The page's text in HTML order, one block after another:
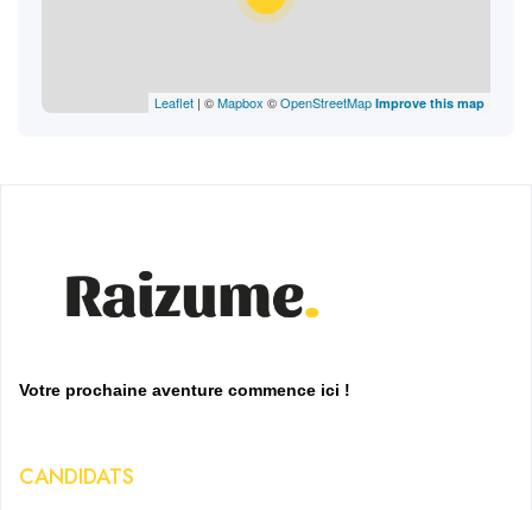
Leaflet | ©Mapbox ©OpenStreetMap Improve this map
Votre prochaine aventure commence ici !
CANDIDATS